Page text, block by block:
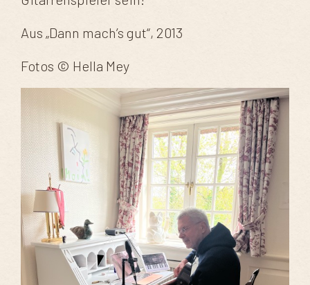
Aus „Dann mach’s gut“, 2013
Fotos © Hella Mey